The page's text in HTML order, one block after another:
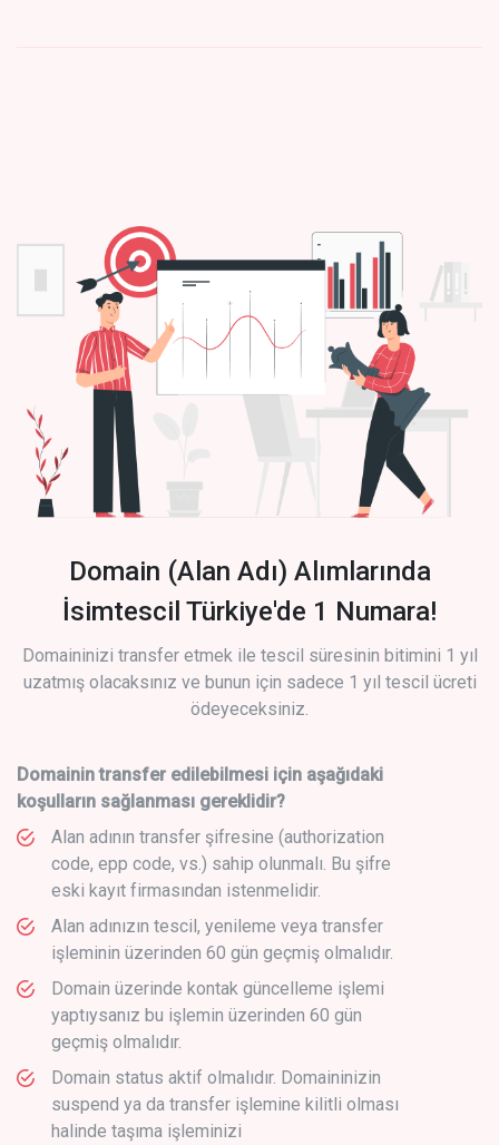
Domain (Alan Adı) Alımlarında
İsimtescil Türkiye'de 1 Numara!
Domaininizi transfer etmek ile tescil süresinin bitimini 1 yıl
uzatmış olacaksınız ve bunun için sadece 1 yıl tescil ücreti
ödeyeceksiniz.
Domainin transfer edilebilmesi için aşağıdaki
koşulların sağlanması gereklidir?
Alan adının transfer şifresine (authorization
code, epp code, vs.) sahip olunmalı. Bu şifre
eski kayıt firmasından istenmelidir.
Alan adınızın tescil, yenileme veya transfer
işleminin üzerinden 60 gün geçmiş olmalıdır.
Domain üzerinde kontak güncelleme işlemi
yaptıysanız bu işlemin üzerinden 60 gün
geçmiş olmalıdır.
Domain status aktif olmalıdır. Domaininizin
suspend ya da transfer işlemine kilitli olması
halinde taşıma işleminizi